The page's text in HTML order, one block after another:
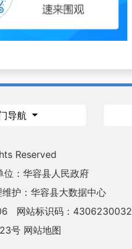
导航
Reserved
位：华容县人民政府
维护：华容县大数据中心
网站标识码：4306230032
号 网站地图